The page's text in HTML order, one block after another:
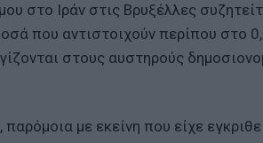
στο Ιράν στις Βρυξέλλες
που αντιστοιχούν περίπου στο
στους αυστηρούς
με εκείνη που είχε